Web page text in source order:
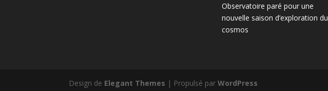
Observatoire paré pour une
nouvelle saison d’exploration du
cosmos
Design de Elegant Themes | Propulsé parWordPress